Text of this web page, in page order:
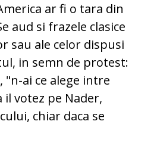
ar fi o tara din
aud si frazele clasice
sau ale celor dispusi
in semn de protest:
ai ce alege intre
il votez pe Nader,
chiar daca se